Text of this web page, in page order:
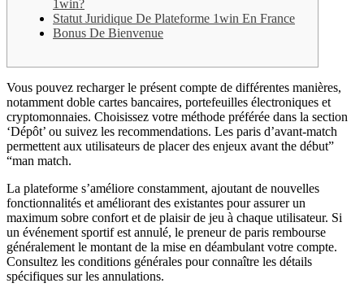
1win?
Statut Juridique De Plateforme 1win En France
Bonus De Bienvenue
Vous pouvez recharger le présent compte de différentes manières,
notamment doble cartes bancaires, portefeuilles électroniques et
cryptomonnaies. Choisissez votre méthode préférée dans la section
‘Dépôt’ ou suivez les recommendations. Les paris d’avant-match
permettent aux utilisateurs de placer des enjeux avant the début”
“man match.
La plateforme s’améliore constamment, ajoutant de nouvelles
fonctionnalités et améliorant des existantes pour assurer un
maximum sobre confort et de plaisir de jeu à chaque utilisateur. Si
un événement sportif est annulé, le preneur de paris rembourse
généralement le montant de la mise en déambulant votre compte.
Consultez les conditions générales pour connaître les détails
spécifiques sur les annulations.